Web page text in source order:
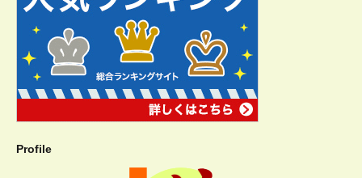
Profile